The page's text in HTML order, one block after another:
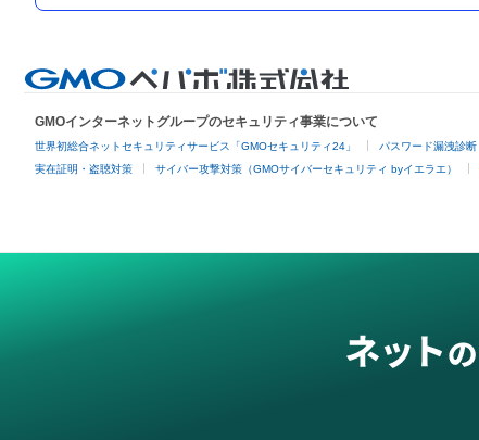
GMOインターネットグループのセキュリティ事業について
世界初総合ネットセキュリティサービス「GMOセキュリティ24」 パスワード漏洩診断
実在証明・盗聴対策 サイバー攻撃対策（GMOサイバーセキュリティ byイエラエ）